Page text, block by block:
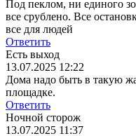
Под пеклом, ни единого
все срублено. Все
все для людей
Ответить
Есть выход
13.07.2025 12:22
Дома надо быть в такую
площадке.
Ответить
Ночной сторож
13.07.2025 11:37